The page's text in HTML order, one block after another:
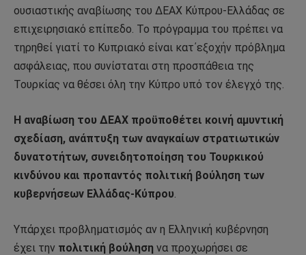
ουσιαστικής αναβίωσης του ΔΕΑΧ Kύπρου-Ελλάδας σε
επιχειρησιακό επίπεδο. Το πρόγραμμα του πρέπει να
τηρηθεί γιατί το Κυπριακό είναι κατ΄εξοχήν πρόβλημα
ασφάλειας, που συνίσταται στη προσπάθεια της
Τουρκίας να θέσει όλη την Κύπρο υπό τον έλεγχό της.
Η αναβίωση του ΔΕΑΧ προϋποθέτει κοινή αμυντική
σχεδίαση, ανάπτυξη των αναγκαίων στρατιωτικών
δυνατοτήτων, συνειδητοποίηση του Τουρκικού
κινδύνου και προπαντός πολιτική βούληση των
κυβερνήσεων Ελλάδας-Κύπρου.
Υπάρχει προβληματισμός αν η Ελληνική κυβέρνηση
έχει την πολιτική βούληση να προχωρήσει σε